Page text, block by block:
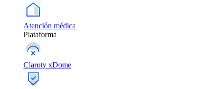
Atención médica
Plataforma
Claroty xDome